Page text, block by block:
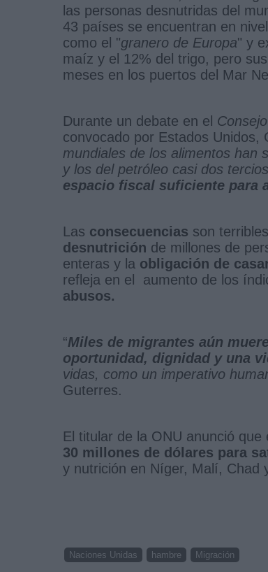
las personas desnutridas del
43 países se encuentran en
como el "granero de Europa" y
maíz y el 12% del trigo, pero sus
meses en los puertos del Mar
Durante un debate en el
convocado por Estados Unidos,
mundiales de los alimentos han
y los del petróleo casi dos
espacio fiscal suficiente para
Las consecuencias son
desnutrición de millones de
enteras y la obligación de
refleja en el aumento de los
abusos.
“Miles de migrantes aún
oportunidad, dignidad y una
vidas, como un imperativo
Guterres.
El titular de la ONU anunció que
30 millones de dólares para
y nutrición en Níger, Malí, Chad
Naciones Unidas hambre Migración